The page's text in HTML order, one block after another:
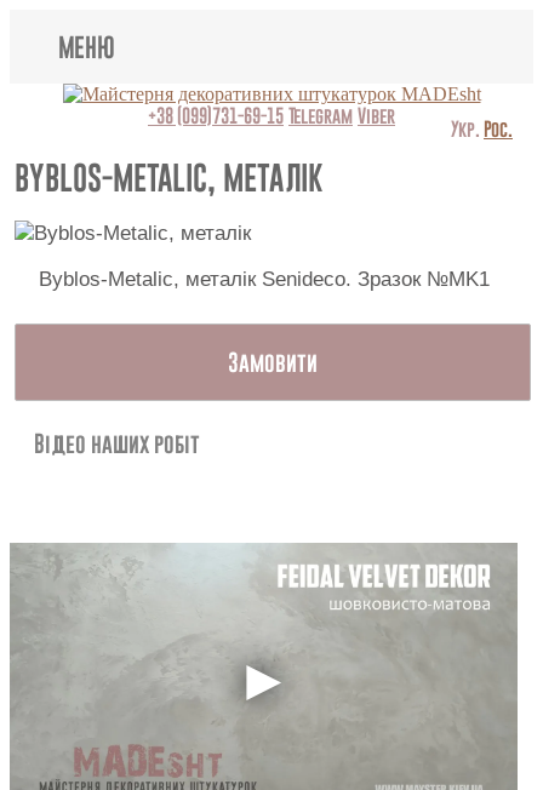
МЕНЮ
Lincrusta
Види штукатурок
Поклейка шпалер
Картини
Декоративні панно
Питання-відповідь
Контакти
+38 (099)731-69-15TelegramViber
BYBLOS-METALIC, МЕТАЛІК
Byblos-Metalic, металік Senideco. Зразок №MK1
Замовити
Відео наших робіт
Укр. Рос.